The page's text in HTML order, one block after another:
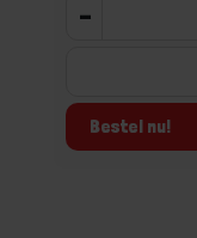
-
Bestel nu!